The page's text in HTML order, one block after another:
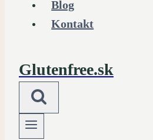
Blog
Kontakt
Glutenfree.sk